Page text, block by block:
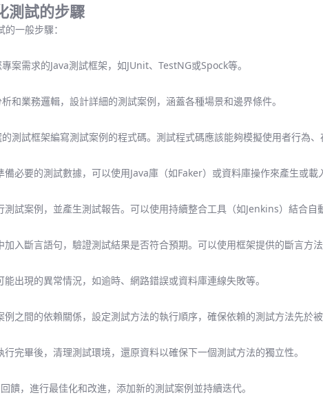
測試的步驟
一般步驟：
案需求的Java測試框架，如JUnit、TestNG或Spock等。
和業務邏輯，設計詳細的測試案例，涵蓋各種場景和邊界條件。
測試框架編寫測試案例的程式碼。測試程式碼應該能夠模擬使用者行為、
必要的測試數據，可以使用Java庫（如Faker）或資料庫操作來產生或載
試案例，並產生測試報告。可以使用持續整合工具（如Jenkins）結合自
入斷言語句，驗證測試結果是否符合預期。可以使用框架提供的斷言方法
出現的異常情況，如逾時、網路錯誤或資料庫連線失敗等。
之間的依賴關係，設定測試方法的執行順序，確保依賴的測試方法先於被
完畢後，清理測試環境，還原資料以確保下一個測試方法的獨立性。
饋，進行最佳化和改進，添加新的測試案例並持續迭代。